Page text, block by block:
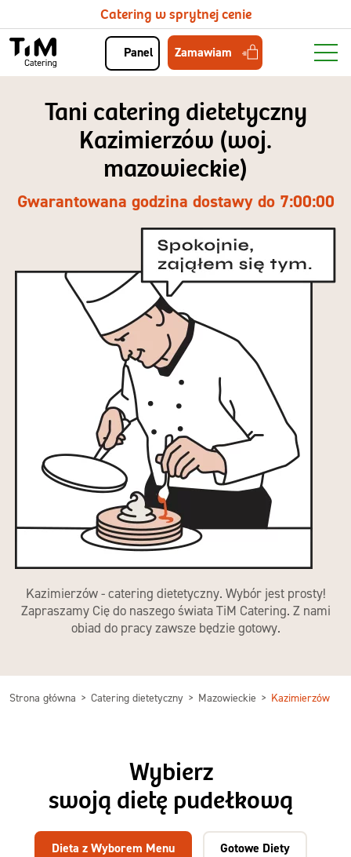
Catering w sprytnej cenie
Panel Zamawiam
Tani catering dietetyczny
Kazimierzów (woj.
mazowieckie)
Gwarantowana godzina dostawy do 7:00:00
Kazimierzów - catering dietetyczny. Wybór jest prosty!
Zapraszamy Cię do naszego świata TiM Catering. Z nami
obiad do pracy zawsze będzie gotowy.
Strona główna Catering dietetyczny Mazowieckie Kazimierzów
Wybierz
swoją dietę pudełkową
Dieta z Wyborem Menu Gotowe Diety